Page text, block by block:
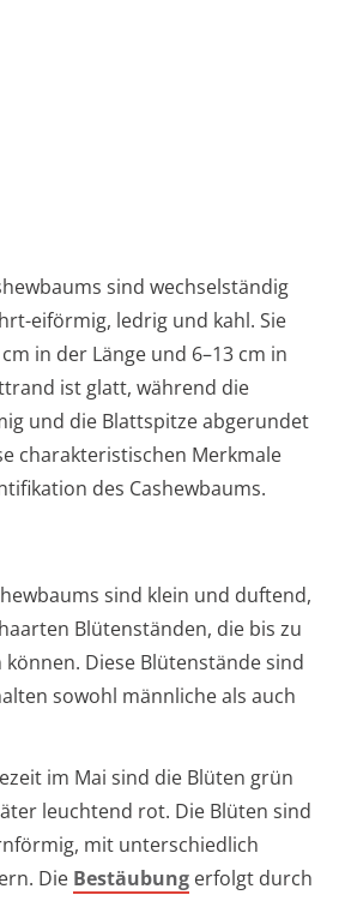
sind wechselständig
eiförmig, ledrig und kahl. Sie
in der Länge und 6–13 cm in
ist glatt, während die
und die Blattspitze abgerundet
charakteristischen Merkmale
des Cashewbaums.
sind klein und duftend,
Blütenständen, die bis zu
Diese Blütenstände sind
sowohl männliche als auch
im Mai sind die Blüten grün
leuchtend rot. Die Blüten sind
mit unterschiedlich
Die Bestäubung erfolgt durch